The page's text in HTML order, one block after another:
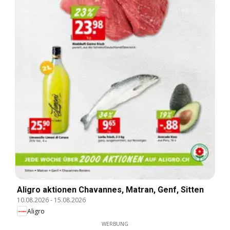
Aligro aktionen Chavannes, Matran, Genf, Sitten
10.08.2026- 15.08.2026
Aligro
WERBUNG